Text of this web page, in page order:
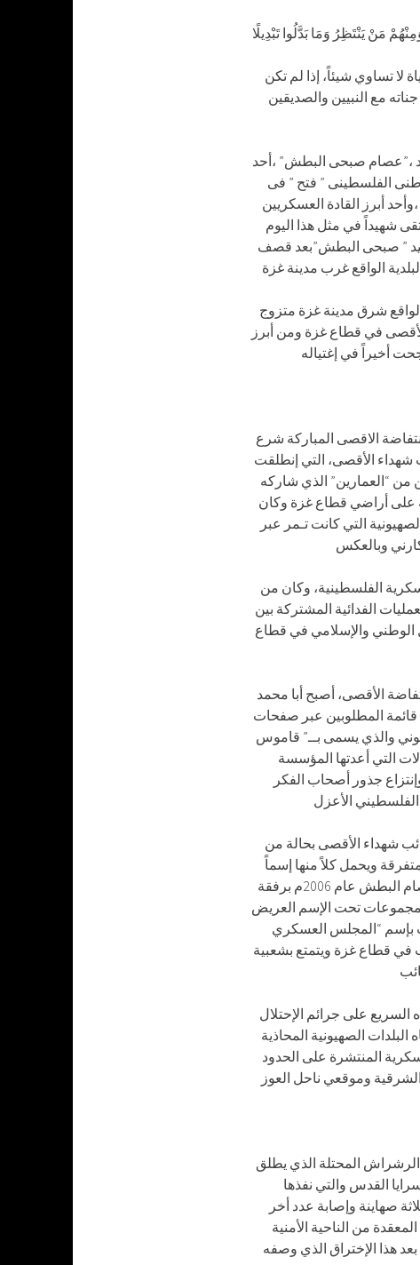
مَنْ يَنْتَظِرُ وَمَا بَدَّلُوا تَبْدِيلًا
لا تساوي شيئاً، إذا لم تكن
مع النبيين والصديقين
،”عصام صبحى البطش” ،أحد
الفلسطينى ” فتح ” فى
أبرز القادة العسكريين
شهيداً في مثل هذا اليوم
الشهيد ” صبحى البطش”بعد قصف
في حي التفاح الواقع شرق مدينة غزة متزوج
في قطاع غزة ومن أبرز
الاقصى المباركة شرع
شهداء الأقصى، التي إنطلقت
من “العمارين” الذي شاركه
على أراضي قطاع غزة وكان
التي كانت تـمر عبر
الفلسطينية، وكان من
الفدائية المشتركة بين
الوطني والإسلامي في قطاع
الأقصى، أصبح أبا محمد
المطلوبين عبر صفحات
والذي يسمى بــ” قاموس
التي أعدتها المؤسسة
جذور أصحاب الفكر
شهداء الأقصى بحالة من
ويحمل كلاً منها إسماً
مختلفاً عن الأخر،،، من منطلق حرصه الوطني عمل شهيدنا القائد عصام البطش عام 2006م برفقة
تحت الإسم العريض
بإسم “المجلس العسكري
في قطاع غزة ويتمتع بشعبية
على جرائم الإحتلال
الصهيونية المحاذية
المنتشرة على الحدود
29.1.2007م على عملية أم الرشراش المحتلة الذي يطلق
القدس والتي نفذها
صهاينة وإصابة عدد أخر
من الناحية الأمنية
هذا الإختراق الذي وصفه